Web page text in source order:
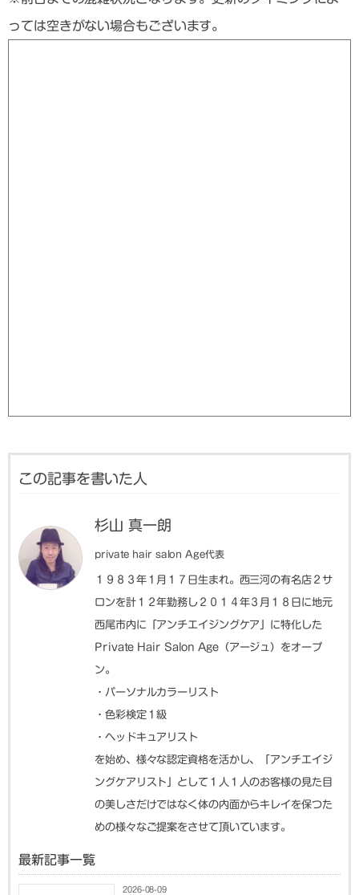
っては空きがない場合もございます。
この記事を書いた人
杉山 真一朗
private hair salon Age代表
１９８３年１月１７日生まれ。西三河の有名店２サ
ロンを計１２年勤務し２０１４年３月１８日に地元
西尾市内に「アンチエイジングケア」に特化した
Private Hair Salon Age（アージュ）をオープ
ン。
・パーソナルカラーリスト
・色彩検定１級
・ヘッドキュアリスト
を始め、様々な認定資格を活かし、「アンチエイジ
ングケアリスト」として１人１人のお客様の見た目
の美しさだけではなく体の内面からキレイを保つた
めの様々なご提案をさせて頂いています。
最新記事一覧
2026-08-09